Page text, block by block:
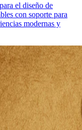
el diseño de
con soporte para
modernas y